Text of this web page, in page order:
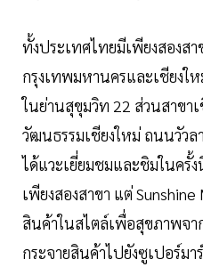
ทั้งประเทศไทยมีเพียงสองส
กรุงเทพมหานครและเชียงใ
ในย่านสุขุมวิท 22 ส่วนสาขา
วัฒนธรรมเชียงใหม่ ถนนวัว
ได้แวะเยี่ยมชมและชิมในครั้
เพียงสองสาขา แต่
สินค้าในสไตล์เพื่อสุขภาพจ
กระจายสินค้าไปยังซูเปอร์ม